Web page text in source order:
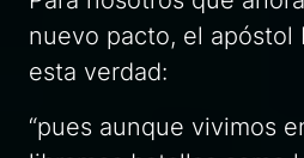
nuevo pacto, el apóstol
esta verdad:
“pues aunque vivimos